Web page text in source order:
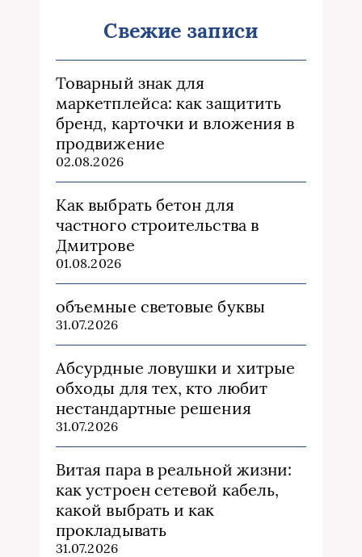
Свежие записи
Товарный знак для
маркетплейса: как защитить
бренд, карточки и вложения в
продвижение
02.08.2026
Как выбрать бетон для
частного строительства в
Дмитрове
01.08.2026
объемные световые буквы
31.07.2026
Абсурдные ловушки и хитрые
обходы для тех, кто любит
нестандартные решения
31.07.2026
Витая пара в реальной жизни:
как устроен сетевой кабель,
какой выбрать и как
прокладывать
31.07.2026